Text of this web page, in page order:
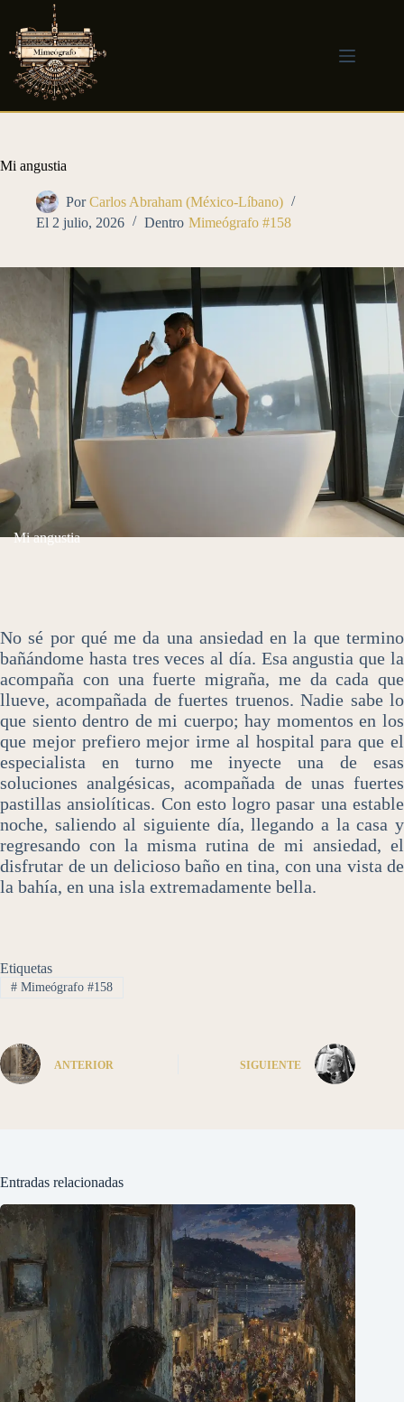
contenido
Mi angustia
Por Carlos Abraham (México-Líbano)
El 2 julio, 2026 Dentro Mimeógrafo #158
Mi angustia
No sé por qué me da una ansiedad en la que termino
bañándome hasta tres veces al día. Esa angustia que la
acompaña con una fuerte migraña, me da cada que
llueve, acompañada de fuertes truenos. Nadie sabe lo
que siento dentro de mi cuerpo; hay momentos en los
que mejor prefiero mejor irme al hospital para que el
especialista en turno me inyecte una de esas
soluciones analgésicas, acompañada de unas fuertes
pastillas ansiolíticas. Con esto logro pasar una estable
noche, saliendo al siguiente día, llegando a la casa y
regresando con la misma rutina de mi ansiedad, el
disfrutar de un delicioso baño en tina, con una vista de
la bahía, en una isla extremadamente bella.
Etiquetas
#Mimeógrafo #158
ANTERIOR SIGUIENTE
Entradas relacionadas